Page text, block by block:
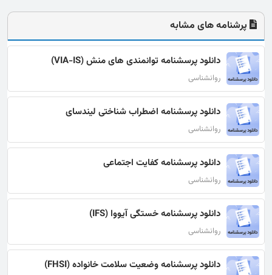
پرشنامه های مشابه
دانلود پرسشنامه توانمندی های منش (VIA-IS)
روانشناسی
دانلود پرسشنامه اضطراب شناختی لیندسای
روانشناسی
دانلود پرسشنامه کفایت اجتماعی
روانشناسی
دانلود پرسشنامه خستگی آیووا (IFS)
روانشناسی
دانلود پرسشنامه وضعیت سلامت خانواده (FHSI)